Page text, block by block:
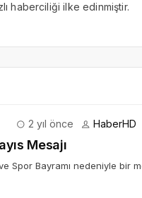
haberciliği ilke edinmiştir.
2 yıl önce HaberHD
Mesajı
Spor Bayramı nedeniyle bir